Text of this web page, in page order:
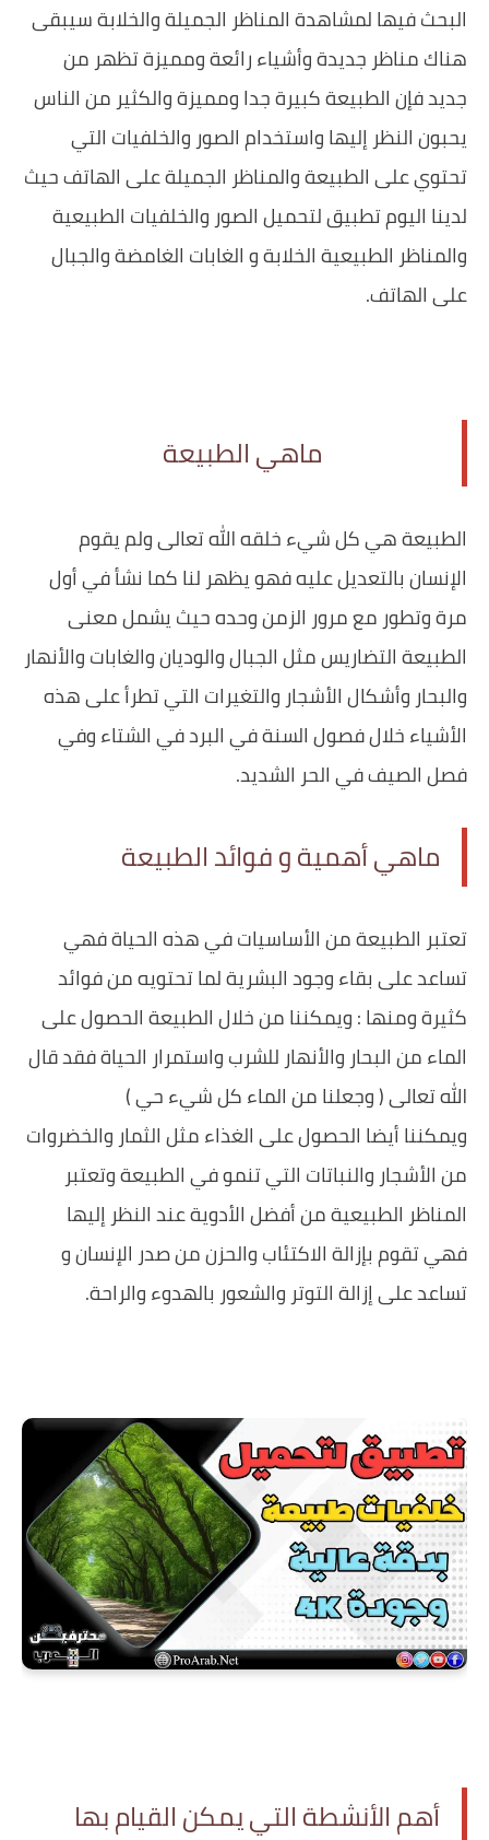
البحث فيها لمشاهدة المناظر الجميلة والخلابة سيبقى
هناك مناظر جديدة وأشياء رائعة ومميزة تظهر من
جديد فإن الطبيعة كبيرة جدا ومميزة والكثير من الناس
يحبون النظر إليها واستخدام الصور والخلفيات التي
تحتوي على الطبيعة والمناظر الجميلة على الهاتف حيث
لدينا اليوم تطبيق لتحميل الصور والخلفيات الطبيعية
والمناظر الطبيعية الخلابة و الغابات الغامضة والجبال
على الهاتف.
ماهي الطبيعة
‏الطبيعة هي كل شيء خلقه الله تعالى ولم يقوم
الإنسان بالتعديل عليه فهو يظهر لنا كما نشأ في أول
مرة وتطور مع مرور الزمن وحده حيث يشمل معنى
الطبيعة التضاريس مثل الجبال والوديان والغابات والأنهار
والبحار وأشكال الأشجار والتغيرات التي تطرأ على هذه
الأشياء خلال فصول السنة في البرد في الشتاء وفي
فصل الصيف في الحر الشديد.
ماهي أهمية و فوائد الطبيعة
تعتبر الطبيعة من الأساسيات في هذه الحياة فهي
تساعد على بقاء وجود البشرية لما تحتويه من فوائد
كثيرة ومنها : ويمكننا من خلال الطبيعة الحصول على
الماء من البحار والأنهار للشرب واستمرار الحياة فقد قال
الله تعالى ( وجعلنا من الماء كل شيء حي )
ويمكننا أيضا الحصول على الغذاء مثل الثمار والخضروات
من الأشجار والنباتات التي تنمو في الطبيعة ‏وتعتبر
المناظر الطبيعية من أفضل الأدوية عند النظر إليها
فهي تقوم بإزالة الاكتئاب والحزن من صدر الإنسان و
تساعد على إزالة التوتر والشعور بالهدوء والراحة.
‏أهم الأنشطة التي يمكن القيام بها